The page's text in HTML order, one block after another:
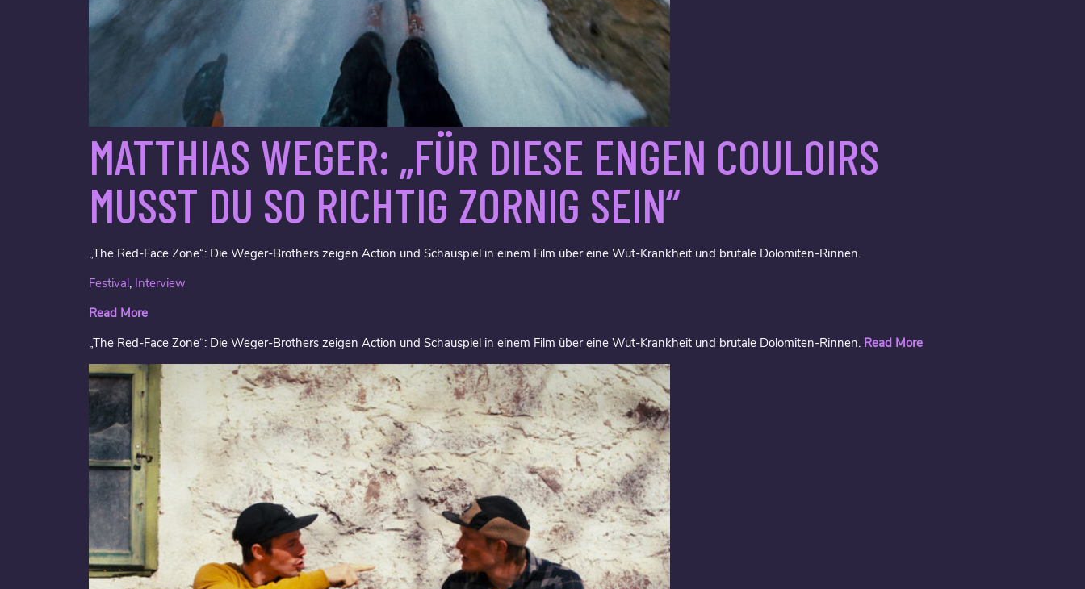
MATTHIAS WEGER: „FÜR DIESE ENGEN COULOIRS
MUSST DU SO RICHTIG ZORNIG SEIN“
„The Red-Face Zone“: Die Weger-Brothers zeigen Action und Schauspiel in einem Film über eine Wut-Krankheit und brutale Dolomiten-Rinnen.
Festival, Interview
Read More
„The Red-Face Zone“: Die Weger-Brothers zeigen Action und Schauspiel in einem Film über eine Wut-Krankheit und brutale Dolomiten-Rinnen. Read More